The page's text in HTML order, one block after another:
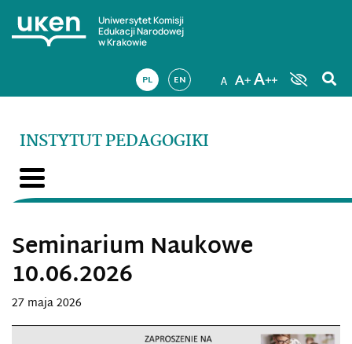
Uniwersytet Komisji
Edukacji Narodowej
w Krakowie
PL EN
INSTYTUT PEDAGOGIKI
Seminarium Naukowe
10.06.2026
27 maja 2026